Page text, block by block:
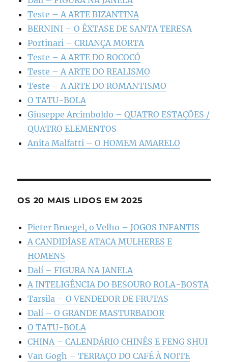
Teste – A ARTE BIZANTINA
BERNINI – O ÊXTASE DE SANTA TERESA
Portinari – CRIANÇA MORTA
Teste – A ARTE DO ROCOCÓ
Teste – A ARTE DO REALISMO
Teste – A ARTE DO ROMANTISMO
O TATU-BOLA
Giuseppe Arcimboldo – QUATRO ESTAÇÕES /
QUATRO ELEMENTOS
Anita Malfatti – O HOMEM AMARELO
OS 20 MAIS LIDOS EM 2025
Pieter Bruegel, o Velho – JOGOS INFANTIS
A CANDIDÍASE ATACA MULHERES E
HOMENS
Dalí – FIGURA NA JANELA
A INTELIGÊNCIA DO BESOURO ROLA-BOSTA
Tarsila – O VENDEDOR DE FRUTAS
Dalí – O GRANDE MASTURBADOR
O TATU-BOLA
CHINA – CALENDÁRIO CHINÊS E FENG SHUI
Van Gogh – TERRAÇO DO CAFÉ À NOITE